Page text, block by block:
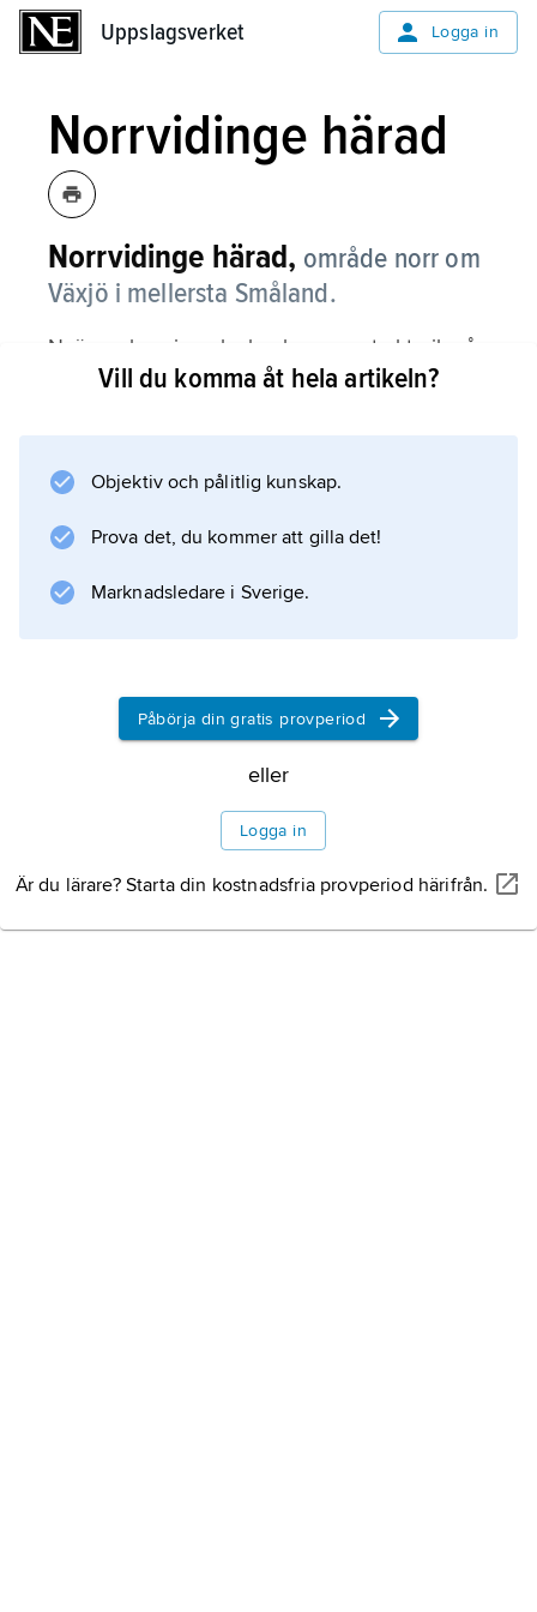
Uppslagsverket Logga in
Norrvidinge härad
Norrvidinge härad, område norr om
Växjö i mellersta Småland.
N. är en bergig och skogbevuxen trakt, rik på
sjöar t.ex. Helgasjön och Innaren. Tinget fanns
Information om artikeln
Vill du komma åt hela artikeln?
Objektiv och pålitlig kunskap.
Prova det, du kommer att gilla det!
Marknadsledare i Sverige.
Påbörja din gratis provperiod
eller
Logga in
Är du lärare? Starta din kostnadsfria provperiod härifrån.